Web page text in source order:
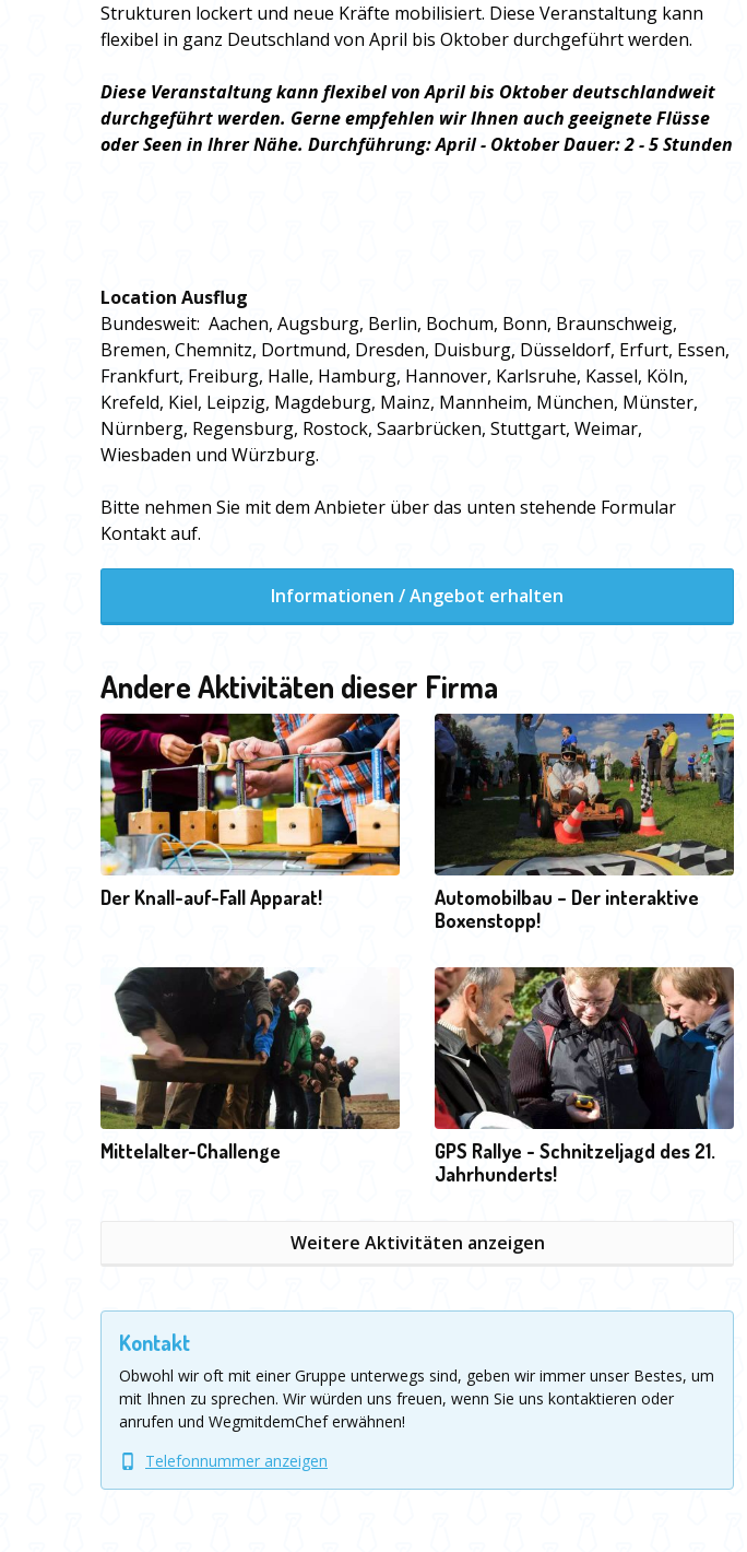
Strukturen lockert und neue Kräfte mobilisiert. Diese Veranstaltung kann
flexibel in ganz Deutschland von April bis Oktober durchgeführt werden.
Diese Veranstaltung kann flexibel von April bis Oktober deutschlandweit
durchgeführt werden. Gerne empfehlen wir Ihnen auch geeignete Flüsse
oder Seen in Ihrer Nähe. Durchführung: April - Oktober Dauer: 2 - 5 Stunden
Location Ausflug
Bundesweit: Aachen, Augsburg, Berlin, Bochum, Bonn, Braunschweig,
Bremen, Chemnitz, Dortmund, Dresden, Duisburg, Düsseldorf, Erfurt, Essen,
Frankfurt, Freiburg, Halle, Hamburg, Hannover, Karlsruhe, Kassel, Köln,
Krefeld, Kiel, Leipzig, Magdeburg, Mainz, Mannheim, München, Münster,
Nürnberg, Regensburg, Rostock, Saarbrücken, Stuttgart, Weimar,
Wiesbaden und Würzburg.
Bitte nehmen Sie mit dem Anbieter über das unten stehende Formular
Kontakt auf.
Informationen / Angebot erhalten
Andere Aktivitäten dieser Firma
Der Knall-auf-Fall Apparat!
Automobilbau – Der interaktive
Boxenstopp!
Mittelalter-Challenge
GPS Rallye - Schnitzeljagd des 21.
Jahrhunderts!
Weitere Aktivitäten anzeigen
Kontakt
Obwohl wir oft mit einer Gruppe unterwegs sind, geben wir immer unser Bestes, um
mit Ihnen zu sprechen. Wir würden uns freuen, wenn Sie uns kontaktieren oder
anrufen und WegmitdemChef erwähnen!
Telefonnummer anzeigen